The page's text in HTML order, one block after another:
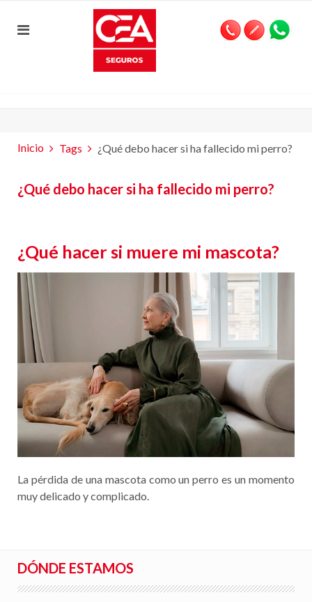
Inicio Tags ¿Qué debo hacer si ha fallecido mi perro?
¿Qué debo hacer si ha fallecido mi perro?
¿Qué hacer si muere mi mascota?
La pérdida de una mascota como un perro es un momento
muy delicado y complicado.
DÓNDE ESTAMOS